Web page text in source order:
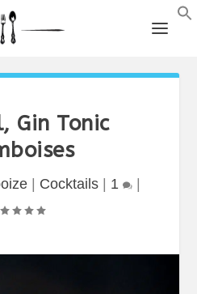
Gin Tonic
| Cocktails| 1 |